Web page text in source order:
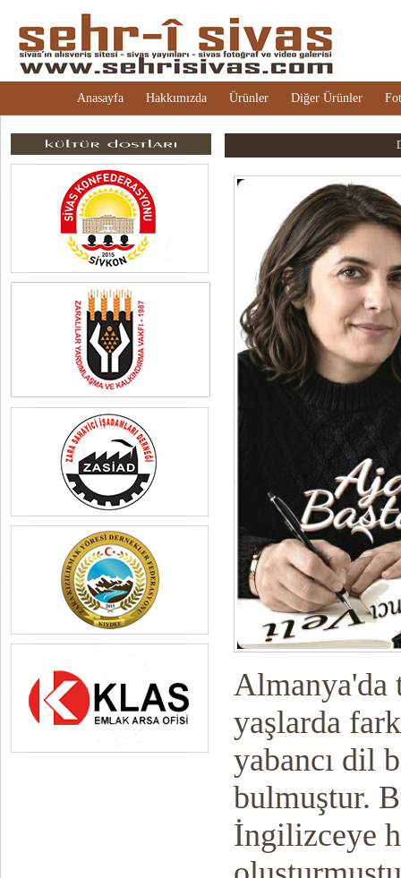
Anasayfa Hakkımızda Ürünler Diğer Ürünler
Almanya'da
yaşlarda
yabancı dil
bulmuştur.
İngilizceye